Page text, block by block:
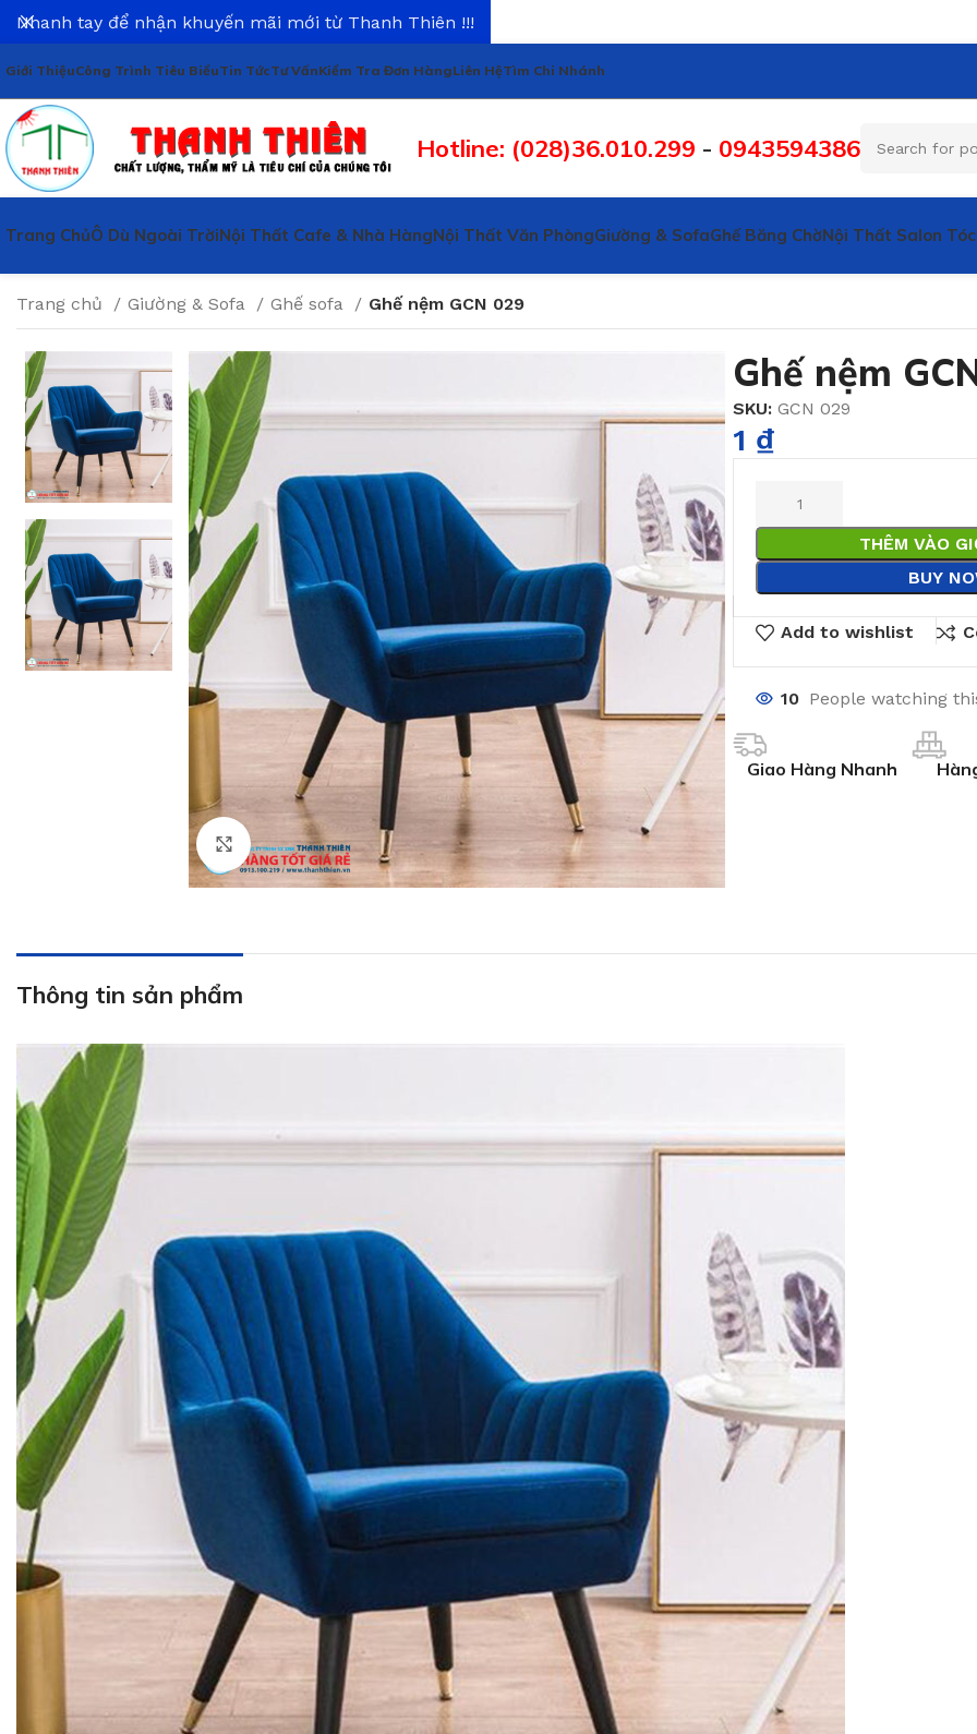
Giới ThiệuCông Trình Tiêu BiểuTin TứcTư VấnKiểm Tra Đơn HàngLiên HệTìm Chi Nhánh
Hotline: (028)36.010.299 - 0943594386
Trang ChủÔ Dù Ngoài TrờiNội Thất Cafe & Nhà HàngNội Thất Văn PhòngGiường & SofaGhế Băng ChờNội Thất Salon Tóc
Trang chủ Giường & Sofa Ghế sofa Ghế nệm GCN 029
Click to enlarge
Ghế nệm
SKU: GCN 029
1 ₫
THÊM VÀO
BUY
Add to wishlist
10 People watching
Giao Hàng Nhanh
Thông tin sản phẩm
Nhanh tay để nhận khuyến mãi mới từ Thanh Thiên !!!